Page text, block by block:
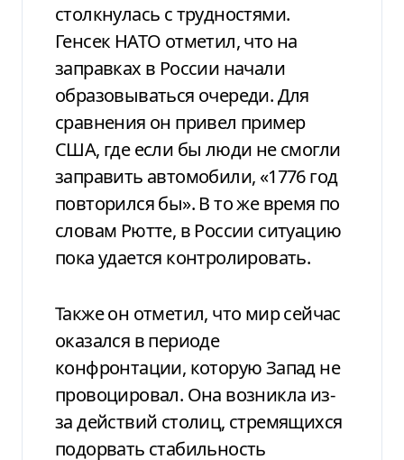
столкнулась с трудностями.
Генсек НАТО отметил, что на
заправках в России начали
образовываться очереди. Для
сравнения он привел пример
США, где если бы люди не смогли
заправить автомобили, «1776 год
повторился бы». В то же время по
словам Рютте, в России ситуацию
пока удается контролировать.
Также он отметил, что мир сейчас
оказался в периоде
конфронтации, которую Запад не
провоцировал. Она возникла из-
за действий столиц, стремящихся
подорвать стабильность